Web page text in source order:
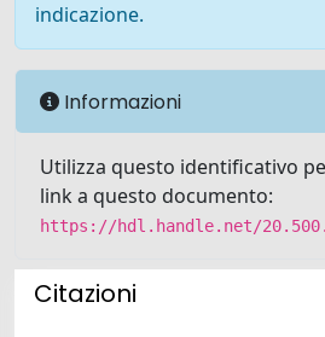
indicazione.
Informazioni
Utilizza questo identificativo
link a questo documento:
https://hdl.handle.net/
Citazioni